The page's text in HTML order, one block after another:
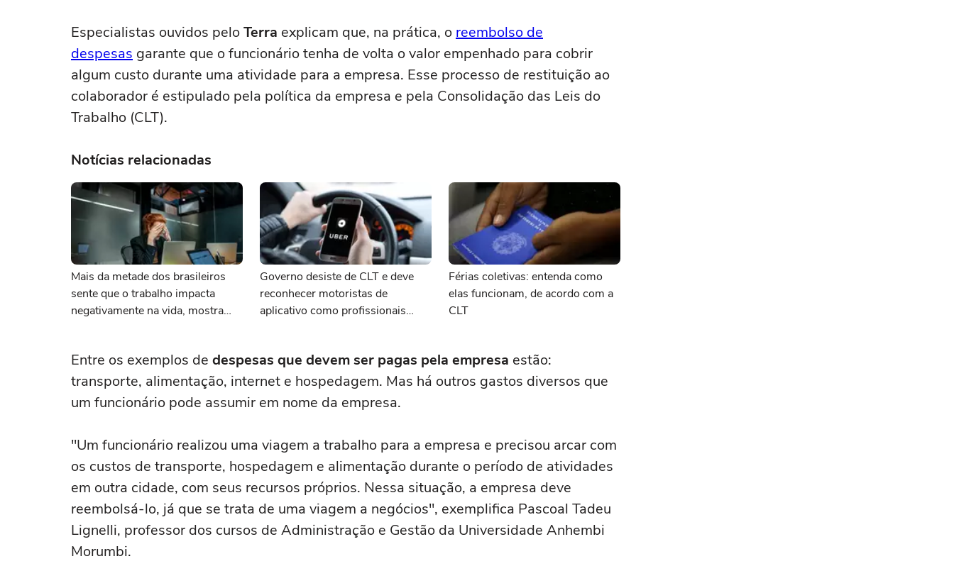
Especialistas ouvidos peloTerra explicam que, na prática, o reembolso de
despesas garante que o funcionário tenha de volta o valor empenhado para cobrir
algum custo durante uma atividade para a empresa. Esse processo de restituição ao
colaborador é estipulado pela política da empresa e pela Consolidação das Leis do
Trabalho (CLT).
Notícias relacionadas
Mais da metade dos brasileiros
sente que o trabalho impacta
negativamente na vida, mostra
Governo desiste de CLT e deve
reconhecer motoristas de
aplicativo como profissionais
Férias coletivas: entenda como
elas funcionam, de acordo com a
CLT
Entre os exemplos de despesas que devem ser pagas pela empresa estão:
transporte, alimentação, internet e hospedagem. Mas há outros gastos diversos que
um funcionário pode assumir em nome da empresa.
"Um funcionário realizou uma viagem a trabalho para a empresa e precisou arcar com
os custos de transporte, hospedagem e alimentação durante o período de atividades
em outra cidade, com seus recursos próprios. Nessa situação, a empresa deve
reembolsá-lo, já que se trata de uma viagem a negócios", exemplifica Pascoal Tadeu
Lignelli, professor dos cursos de Administração e Gestão da Universidade Anhembi
Morumbi.